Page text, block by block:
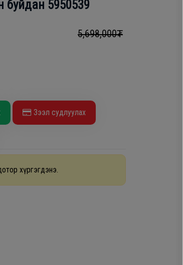
буйдан 5950539
5,698,000₮
Зээл судлуулах
хүргэгдэнэ.